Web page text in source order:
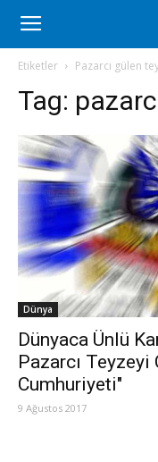
Romanya
Haber
Etiketler Pazarcı gülen
Tag:
Dünya
Dünyaca Ünlü
Pazarcı Teyzeyi
Cumhuriyeti"
9 Ağustos 2017